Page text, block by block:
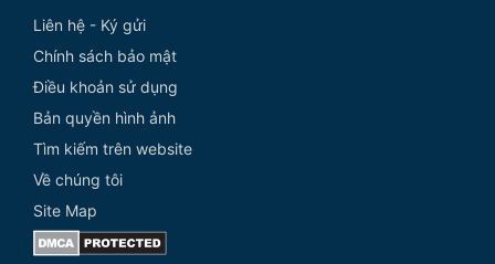
Liên hệ - Ký gửi
Chính sách bảo mật
Điều khoản sử dụng
Bản quyền hình ảnh
Tìm kiếm trên website
Về chúng tôi
Site Map